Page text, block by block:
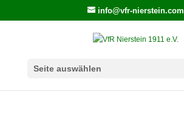
info@vfr-nierstein.com
Seite auswählen